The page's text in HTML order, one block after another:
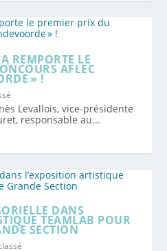
REMPORTE LE
AFLEC
» !
Levallois, vice-présidente
responsable au...
DANS
TEAMLAB POUR
SECTION